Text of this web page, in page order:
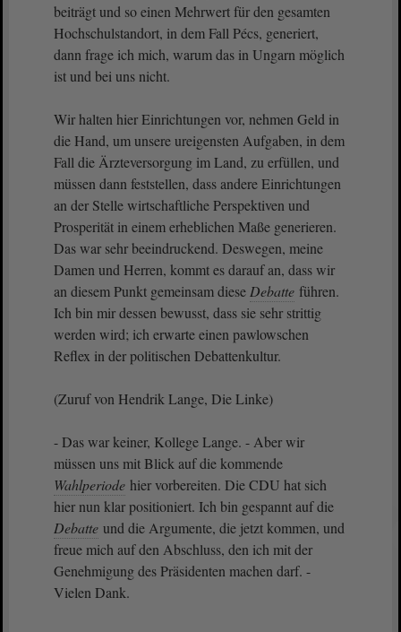
beiträgt und so einen Mehrwert für den gesamten
Hochschulstandort, in dem Fall Pécs, generiert,
dann frage ich mich, warum das in Ungarn möglich
ist und bei uns nicht.
Wir halten hier Einrichtungen vor, nehmen Geld in
die Hand, um unsere ureigensten Aufgaben, in dem
Fall die Ärzteversorgung im Land, zu erfüllen, und
müssen dann feststellen, dass andere Einrichtungen
an der Stelle wirtschaftliche Perspektiven und
Prosperität in einem erheblichen Maße generieren.
Das war sehr beeindruckend. Deswegen, meine
Damen und Herren, kommt es darauf an, dass wir
an diesem Punkt gemeinsam diese Debatte führen.
Ich bin mir dessen bewusst, dass sie sehr strittig
werden wird; ich erwarte einen pawlowschen
Reflex in der politischen Debattenkultur.
(Zuruf von Hendrik Lange, Die Linke)
- Das war keiner, Kollege Lange. - Aber wir
müssen uns mit Blick auf die kommende
Wahlperiode hier vorbereiten. Die CDU hat sich
hier nun klar positioniert. Ich bin gespannt auf die
Debatte und die Argumente, die jetzt kommen, und
freue mich auf den Abschluss, den ich mit der
Genehmigung des Präsidenten machen darf. -
Vielen Dank.